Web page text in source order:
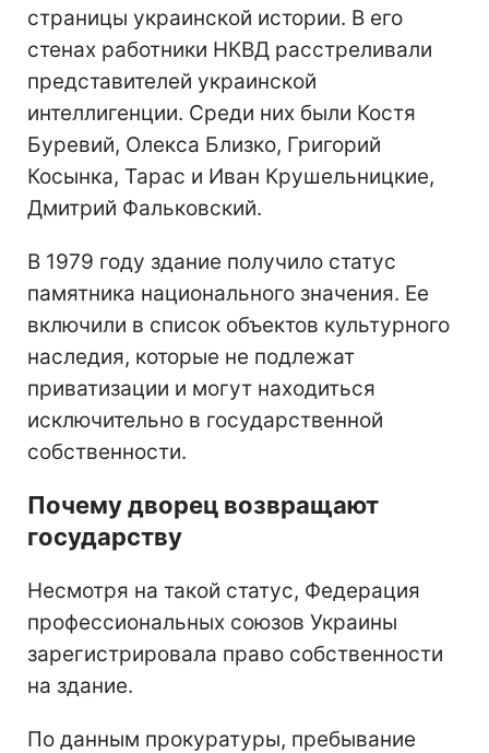
страницы украинской истории. В его
стенах работники НКВД расстреливали
представителей украинской
интеллигенции. Среди них были Костя
Буревий, Олекса Близко, Григорий
Косынка, Тарас и Иван Крушельницкие,
Дмитрий Фальковский.
В 1979 году здание получило статус
памятника национального значения. Ее
включили в список объектов культурного
наследия, которые не подлежат
приватизации и могут находиться
исключительно в государственной
собственности.
Почему дворец возвращают
государству
Несмотря на такой статус, Федерация
профессиональных союзов Украины
зарегистрировала право собственности
на здание.
По данным прокуратуры, пребывание